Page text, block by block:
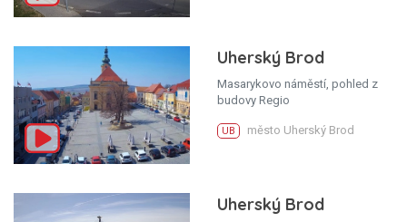
Uherský Brod
Masarykovo náměstí, pohled z
budovy Regio
UB město Uherský Brod
Uherský Brod